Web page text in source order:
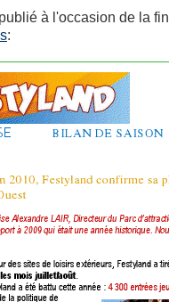
à l'occasion de la
: